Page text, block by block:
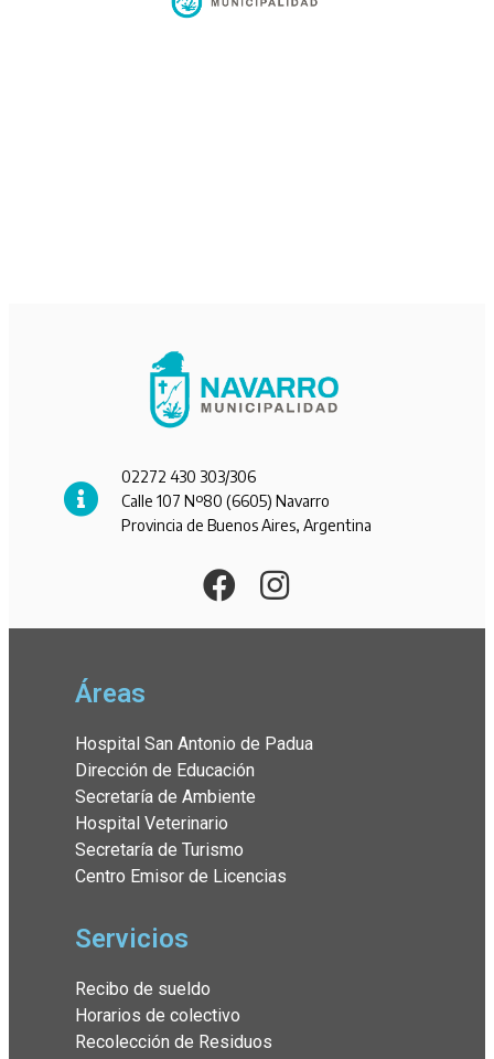
02272 430 303/306
Calle 107 Nº80 (6605) Navarro
Provincia de Buenos Aires, Argentina
Áreas
Hospital San Antonio de Padua
Dirección de Educación
Secretaría de Ambiente
Hospital Veterinario
Secretaría de Turismo
Centro Emisor de Licencias
Servicios
Recibo de sueldo
Horarios de colectivo
Recolección de Residuos